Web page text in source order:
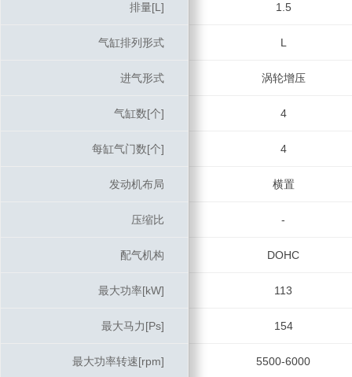
排量[L] 1.5
气缸排列形式 L
进气形式 涡轮增压
气缸数[个] 4
每缸气门数[个] 4
发动机布局 横置
压缩比 -
配气机构 DOHC
最大功率[kW] 113
最大马力[Ps] 154
最大功率转速[rpm] 5500-6000
排量[L]
气缸排列形式
进气形式
气缸数[个]
每缸气门数[个]
发动机布局
压缩比
配气机构
最大功率[kW]
最大马力[Ps]
最大功率转速[rpm]